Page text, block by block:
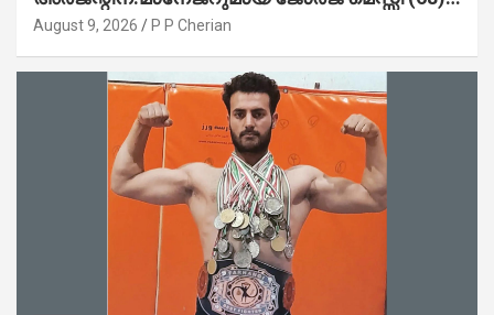
അന്തരിച്ചു
August 9, 2026 P P Cherian